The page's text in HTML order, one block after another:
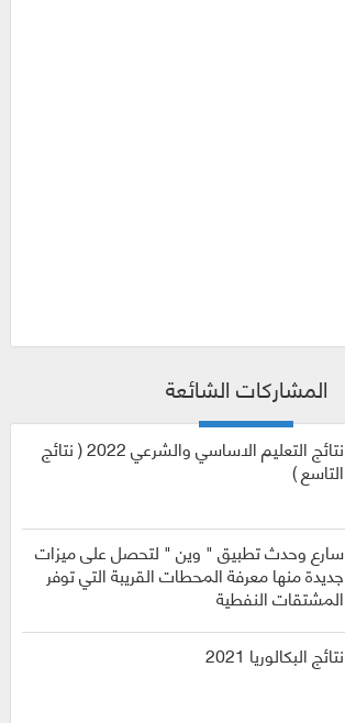
المشاركات الشائعة
نتائج التعليم الاساسي والشرعي 2022 ( نتائج
التاسع )
سارع وحدث تطبيق " وين " لتحصل على ميزات
جديدة منها معرفة المحطات القريبة التي توفر
المشتقات النفطية
نتائج البكالوريا 2021